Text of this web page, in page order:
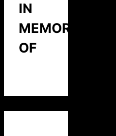
IN
MEMORY
OF